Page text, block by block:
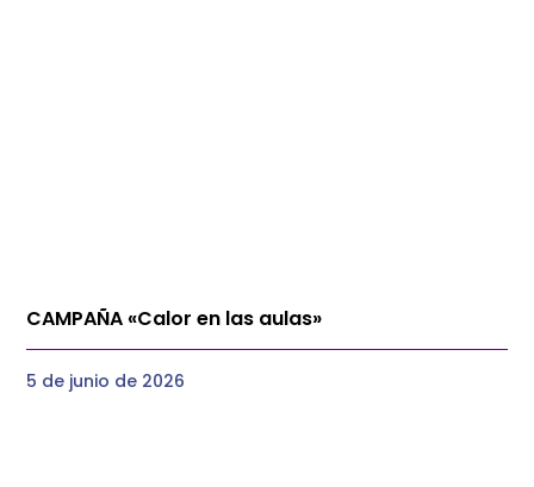
CAMPAÑA «Calor en las aulas»
5 de junio de 2026